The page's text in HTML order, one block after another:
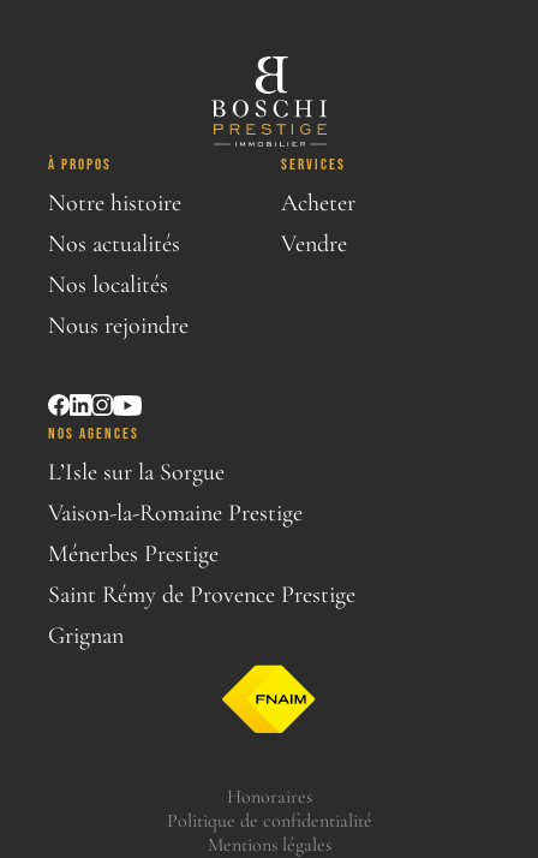
À PROPOS
Notre histoire
Nos actualités
Nos localités
Nous rejoindre
SERVICES
Acheter
Vendre
NOS AGENCES
L’Isle sur la Sorgue
Vaison-la-Romaine Prestige
Ménerbes Prestige
Saint Rémy de Provence Prestige
Grignan
Honoraires
Politique de confidentialité
Mentions légales